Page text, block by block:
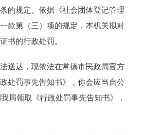
的规定。依据《社会团体登记管理
款第（三）项的规定，本机关拟对
书的行政处罚。
送达，现依法在常德市民政局官方
处罚事先告知书》，你会应当自公
局领取《行政处罚事先告知书》，